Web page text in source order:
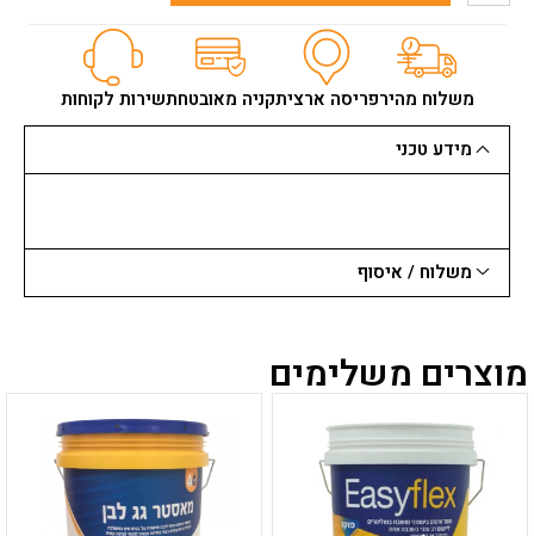
משלוח מהירפריסה ארציתקניה מאובטחתשירות לקוחות
מידע טכני
משלוח / איסוף
מוצרים משלימים